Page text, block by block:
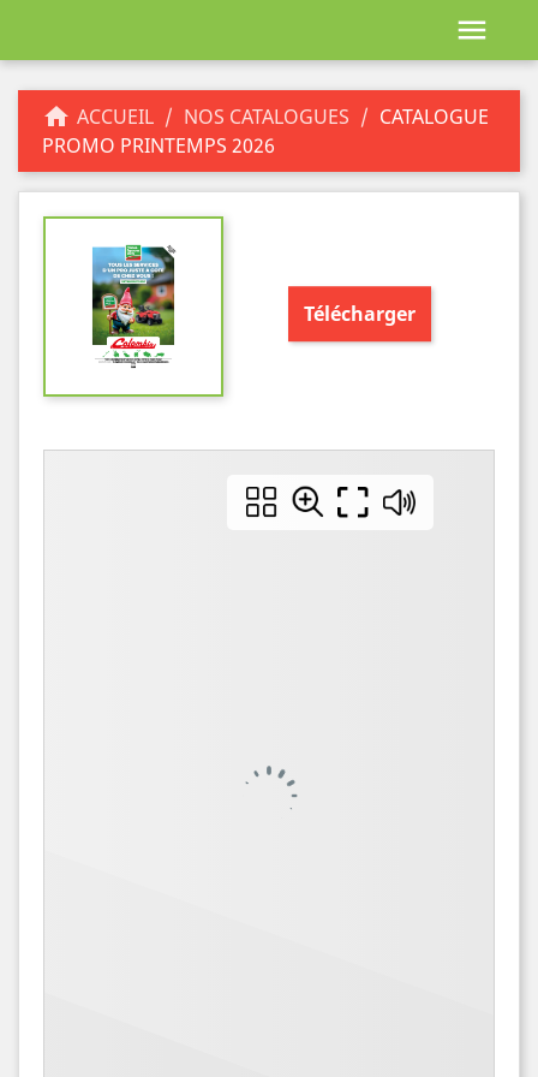

 ACCUEIL NOS CATALOGUES
CATALOGUE
PROMO PRINTEMPS 2026
Télécharger